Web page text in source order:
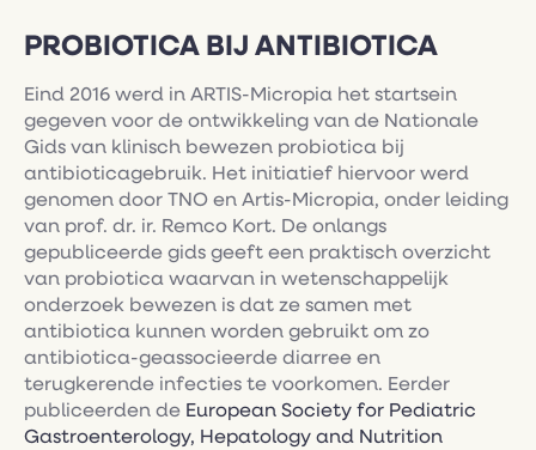
PROBIOTICA BIJ ANTIBIOTICA
Eind 2016 werd in ARTIS-Micropia het startsein
gegeven voor de ontwikkeling van de Nationale
Gids van klinisch bewezen probiotica bij
antibioticagebruik. Het initiatief hiervoor werd
genomen door TNO en Artis-Micropia, onder leiding
van prof. dr. ir. Remco Kort. De onlangs
gepubliceerde gids geeft een praktisch overzicht
van probiotica waarvan in wetenschappelijk
onderzoek bewezen is dat ze samen met
antibiotica kunnen worden gebruikt om zo
antibiotica-geassocieerde diarree en
terugkerende infecties te voorkomen. Eerder
publiceerden de European Society for Pediatric
Gastroenterology, Hepatology and Nutrition